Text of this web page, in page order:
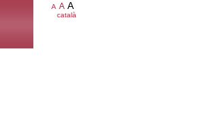
A A A
català